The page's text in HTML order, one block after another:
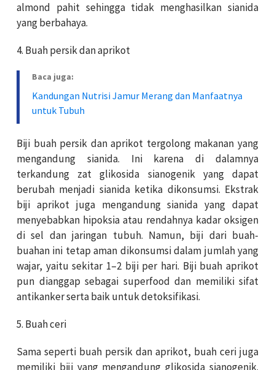
almond pahit sehingga tidak menghasilkan sianida
yang berbahaya.
4. Buah persik dan aprikot
Baca juga:
Kandungan Nutrisi Jamur Merang dan Manfaatnya
untuk Tubuh
Biji buah persik dan aprikot tergolong makanan yang
mengandung sianida. Ini karena di dalamnya
terkandung zat glikosida sianogenik yang dapat
berubah menjadi sianida ketika dikonsumsi. Ekstrak
biji aprikot juga mengandung sianida yang dapat
menyebabkan hipoksia atau rendahnya kadar oksigen
di sel dan jaringan tubuh. Namun, biji dari buah-
buahan ini tetap aman dikonsumsi dalam jumlah yang
wajar, yaitu sekitar 1–2 biji per hari. Biji buah aprikot
pun dianggap sebagai superfood dan memiliki sifat
antikanker serta baik untuk detoksifikasi.
5. Buah ceri
Sama seperti buah persik dan aprikot, buah ceri juga
memiliki biji yang mengandung glikosida sianogenik.